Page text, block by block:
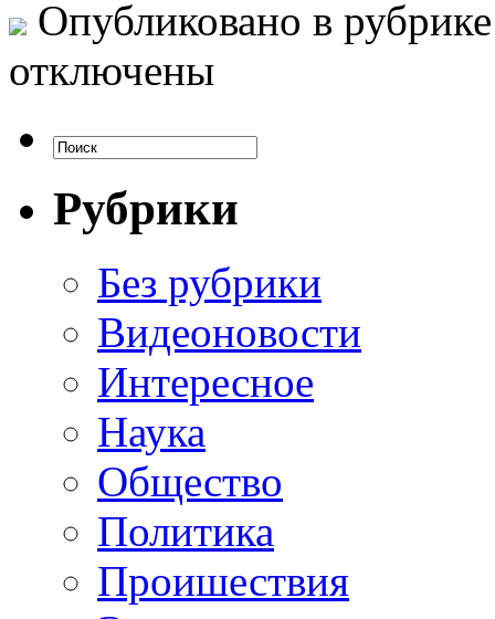
Опубликовано в
отключены
Рубрики
Без рубрики
Видеоновости
Интересное
Наука
Общество
Политика
Проишествия